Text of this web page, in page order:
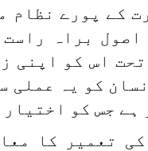
کے پورے نظام
اصول براہ
اس کو اپنی
کو یہ عملی
ہے جس کو
تعمیر کا